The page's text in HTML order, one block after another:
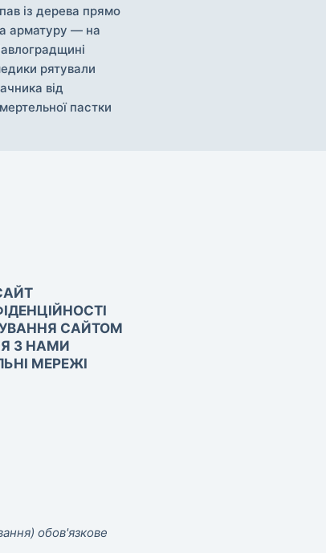
із дерева прямо
арматуру — на
рятували
від
пастки
САЙТОМ
З НАМИ
МЕРЕЖІ
обов'язкове